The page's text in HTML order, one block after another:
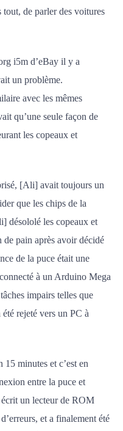
tout, de parler des voitures
i5m d’eBay il y a
un problème.
avec les mêmes
qu’une seule façon de
les copeaux et
[Ali] avait toujours un
que les chips de la
désololé les copeaux et
de pain après avoir décidé
de la puce était une
à un Arduino Mega
impairs telles que
rejeté vers un PC à
minutes et c’est en
entre la puce et
un lecteur de ROM
et a finalement été